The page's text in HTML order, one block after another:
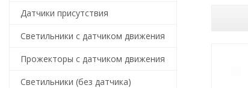
Датчики присутствия
Светильники с датчиком движения
Прожекторы с датчиком движения
Светильники (без датчика)